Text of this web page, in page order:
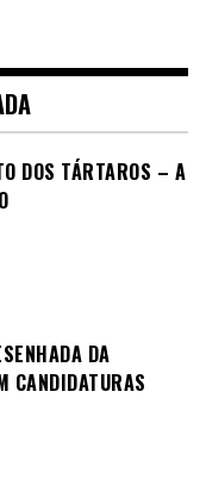
DOS TÁRTAROS – A
DA
CANDIDATURAS